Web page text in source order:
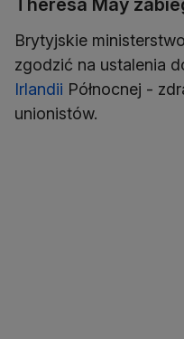
Theresa May
Brytyjskie
zgodzić na ustalenia
Irlandii Północnej -
unionistów.